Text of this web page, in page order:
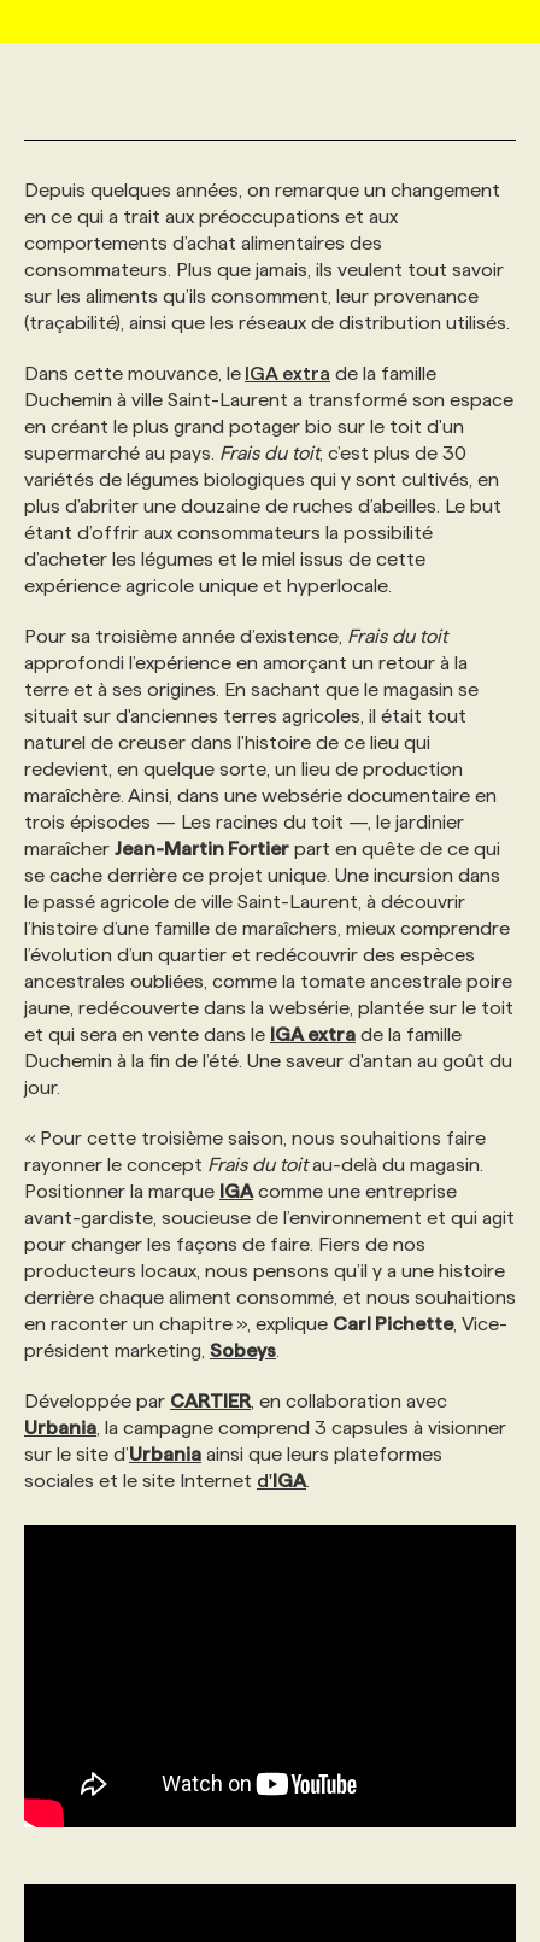
AFFAIRES DE L'INDUSTRIE
INITIATIVES NUMÉRIQUES
PRIX ET DISTINCTIONS
TENDANCES
WEB & MÉDIAS SOCIAUX
MARKETING DURABLE
GEO/SEO
ÉVÉNEMENTIEL
NOS AUTEUR‧RICES
INFOLETTRE PUBLICITÉ
ANNONCEZ AVEC NOUS
CONSULTER LA CVTHÈQUE
PROFIL ENTREPRISE
FAQ
ANNONCEZ AVEC NOUS
VOIR LES OFFRES
PROFIL CANDIDAT
FAQ
ANNONCEZ AVEC NOUS
NOS FORMATIONS EN LIGNE
NOS PARCOURS DE FORMATIONS
FORMATIONS PERSONNALISÉES
NOS FORMATEUR‧RICES
POURQUOI CHOISIR NOS FORMATIONS
NOS TARIFS
PROGRAMMES DE SUBVENTIONS
FAQ
ANNONCEZ AVEC NOUS
CHASSE DE TÊTE
SERVICE DE CHASSE DE TÊTE
NOS TARIFS
NOS EXPERTISES
FAQ
ANNONCEZ AVEC NOUS
Depuis quelques années, on remarque un changement
en ce qui a trait aux préoccupations et aux
comportements d’achat alimentaires des
consommateurs. Plus que jamais, ils veulent tout savoir
sur les aliments qu’ils consomment, leur provenance
(traçabilité), ainsi que les réseaux de distribution utilisés.
Dans cette mouvance, le IGA extra de la famille
Duchemin à ville Saint-Laurent a transformé son espace
en créant le plus grand potager bio sur le toit d'un
supermarché au pays. Frais du toit, c’est plus de 30
variétés de légumes biologiques qui y sont cultivés, en
plus d’abriter une douzaine de ruches d’abeilles. Le but
étant d’offrir aux consommateurs la possibilité
d’acheter les légumes et le miel issus de cette
expérience agricole unique et hyperlocale.
Pour sa troisième année d’existence, Frais du toit
approfondi l’expérience en amorçant un retour à la
terre et à ses origines. En sachant que le magasin se
situait sur d'anciennes terres agricoles, il était tout
naturel de creuser dans l'histoire de ce lieu qui
redevient, en quelque sorte, un lieu de production
maraîchère. Ainsi, dans une websérie documentaire en
trois épisodes — Les racines du toit —, le jardinier
maraîcher Jean-Martin Fortier part en quête de ce qui
se cache derrière ce projet unique. Une incursion dans
le passé agricole de ville Saint-Laurent, à découvrir
l’histoire d’une famille de maraîchers, mieux comprendre
l’évolution d’un quartier et redécouvrir des espèces
ancestrales oubliées, comme la tomate ancestrale poire
jaune, redécouverte dans la websérie, plantée sur le toit
et qui sera en vente dans le IGA extra de la famille
Duchemin à la fin de l’été. Une saveur d'antan au goût du
jour.
« Pour cette troisième saison, nous souhaitions faire
rayonner le concept Frais du toitau-delà du magasin.
Positionner la marque IGA comme une entreprise
avant-gardiste, soucieuse de l’environnement et qui agit
pour changer les façons de faire. Fiers de nos
producteurs locaux, nous pensons qu’il y a une histoire
derrière chaque aliment consommé, et nous souhaitions
en raconter un chapitre », explique Carl Pichette, Vice-
président marketing, Sobeys
Développée par CARTIER , en collaboration avec
Urbania , la campagne comprend 3 capsules à visionner
sur le site d’Urbania ainsi que leurs plateformes
sociales et le site Internet d'IGA